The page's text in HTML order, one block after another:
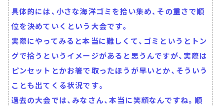
具体的には、小さな海洋ゴミを拾い集め、その重さで順
位を決めていくという大会です。
実際にやってみると本当に難しくて、ゴミというとトン
グで拾うというイメージがあると思うんですが、実際は
ピンセットとかお箸で取ったほうが早いとか、そういう
ことも出てくる状況です。
過去の大会では、みなさん、本当に笑顔なんですね。順